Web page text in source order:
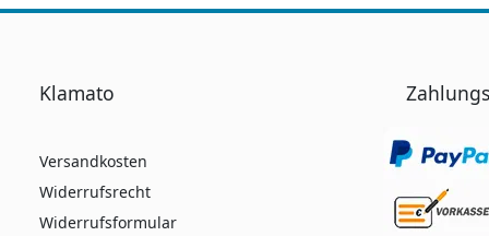
Klamato
Versandkosten
Widerrufsrecht
Widerrufsformular